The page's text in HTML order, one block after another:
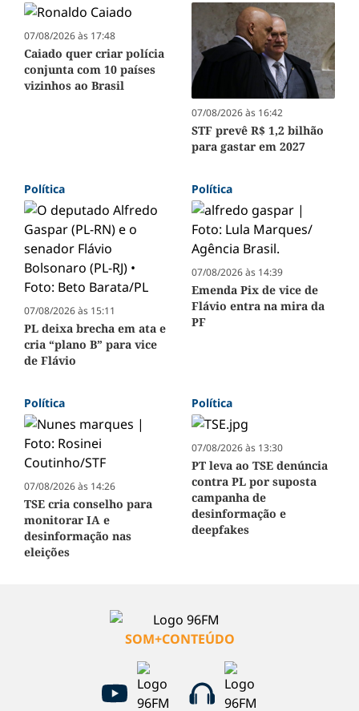
07/08/2026 às 17:48
Caiado quer criar polícia
conjunta com 10 países
vizinhos ao Brasil
07/08/2026 às 16:42
STF prevê R$ 1,2 bilhão
para gastar em 2027
Política
07/08/2026 às 15:11
PL deixa brecha em ata e
cria “plano B” para vice
de Flávio
Política
07/08/2026 às 14:39
Emenda Pix de vice de
Flávio entra na mira da
PF
Política
07/08/2026 às 14:26
TSE cria conselho para
monitorar IA e
desinformação nas
eleições
Política
07/08/2026 às 13:30
PT leva ao TSE denúncia
contra PL por suposta
campanha de
desinformação e
deepfakes
SOM+CONTEÚDO